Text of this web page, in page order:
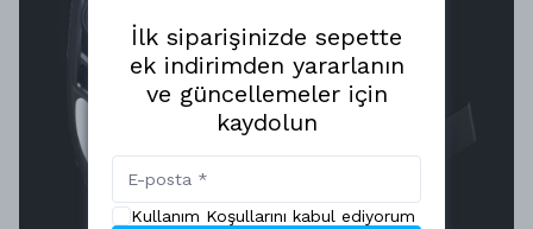
İlk siparişinizde sepette
ek indirimden yararlanın
ve güncellemeler için
kaydolun
Kullanım Koşullarını kabul ediyorum